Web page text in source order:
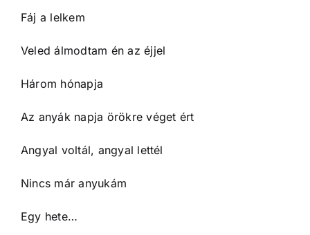
Fáj a lelkem
Veled álmodtam én az éjjel
Három hónapja
Az anyák napja örökre véget ért
Angyal voltál, angyal lettél
Nincs már anyukám
Egy hete…